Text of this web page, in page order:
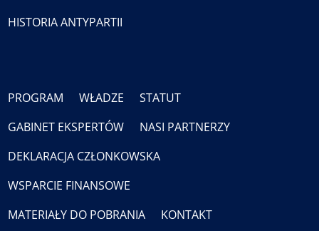
HISTORIA ANTYPARTII
PROGRAM WŁADZE
STATUT
GABINET EKSPERTÓW
NASI PARTNERZY
DEKLARACJA CZŁONKOWSKA
WSPARCIE FINANSOWE
MATERIAŁY DO POBRANIA
KONTAKT